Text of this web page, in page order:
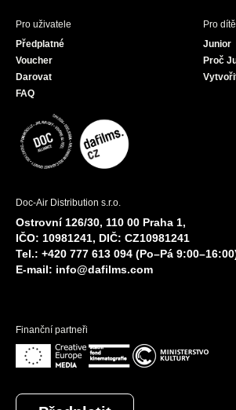
Pro uživatele
Předplatné
Voucher
Darovat
FAQ
Pro dítě
Junior
Proč
Doc-Air Distribution s.r.o.
Ostrovní 126/30, 110 00 Praha 1,
IČO: 10981241, DIČ: CZ10981241
Tel.: +420 777 613 094 (Po–Pá
E-mail: info@dafilms.com
Finanční partneři